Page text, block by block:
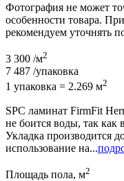
Фотография не может
особенности товара.
рекомендуем уточнять
3 300 /м2
7 487 /упаковка
1 упаковка = 2.269 м2
SPC ламинат FirmFit
не боится воды, так как
Укладка производится
использование на...
Площадь пола, м2